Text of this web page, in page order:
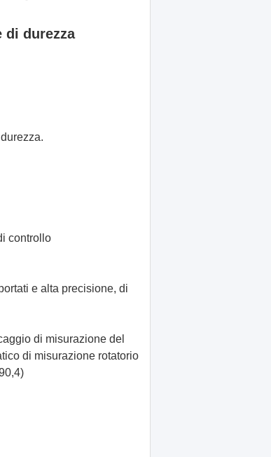
di durezza
controllo
e alta precisione, di
di misurazione del
di misurazione rotatorio